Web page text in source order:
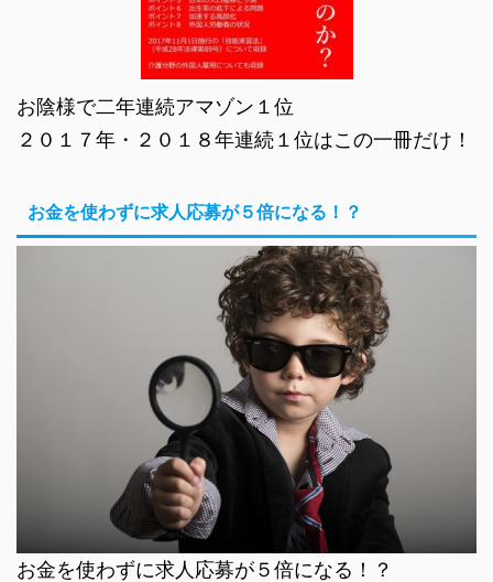
お陰様で二年連続アマゾン１位
２０１７年・２０１８年連続１位はこの一冊だけ！
お金を使わずに求人応募が５倍になる！？
お金を使わずに求人応募が５倍になる！？